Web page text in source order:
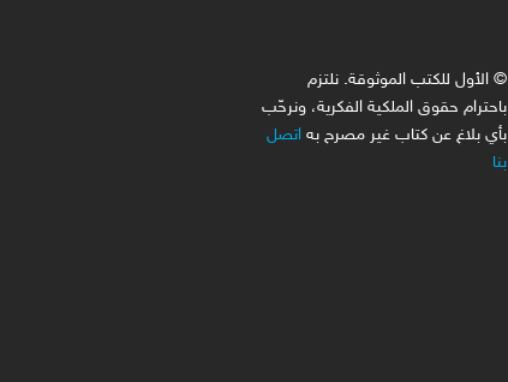
© الأول للكتب الموثوقة. نلتزم
باحترام حقوق الملكية الفكرية، ونرحّب
بأي بلاغ عن كتاب غير مصرح به اتصل
بنا